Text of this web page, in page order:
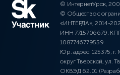
© ИнтернетУрок,
© Общество с
«ИНТЕРДА», 2014-
ИНН 7715706679,
1087746779559
Юр. адрес: 125375, г.
округ Тверской, ул.
ОКВЭД 62.01